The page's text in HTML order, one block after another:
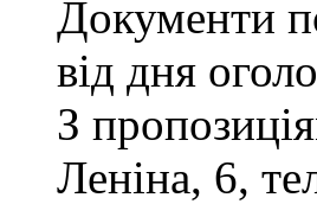
Документи
від дня
З
Леніна, 6,